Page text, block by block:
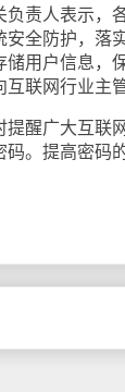
人表示，各
安全防护，落
储用户信息，
互联网行业主
广大互联网
码。提高密码